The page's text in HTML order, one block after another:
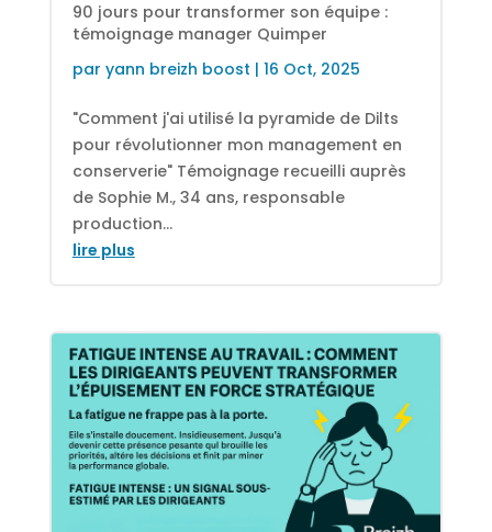
90 jours pour transformer son équipe :
témoignage manager Quimper
par yann breizh boost | 16 Oct, 2025
"Comment j'ai utilisé la pyramide de Dilts
pour révolutionner mon management en
conserverie" Témoignage recueilli auprès
de Sophie M., 34 ans, responsable
production...
lire plus